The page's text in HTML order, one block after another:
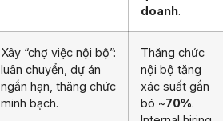
doanh
Xây “chợ việc nội bộ”:
luân chuyển, dự án
ngắn hạn, thăng chức
minh bạch.
Thăng chức
nội bộ tăng
xác suất gắn
bó ~70%
Internal hiring